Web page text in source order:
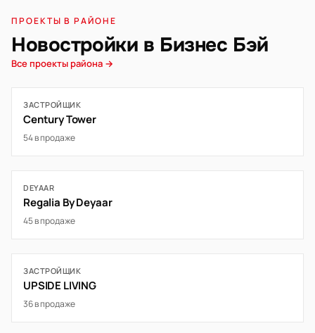
ПРОЕКТЫ В РАЙОНЕ
Новостройки в Бизнес Бэй
Все проекты района →
ЗАСТРОЙЩИК
Century Tower
54 в продаже
DEYAAR
Regalia By Deyaar
45 в продаже
ЗАСТРОЙЩИК
UPSIDE LIVING
36 в продаже